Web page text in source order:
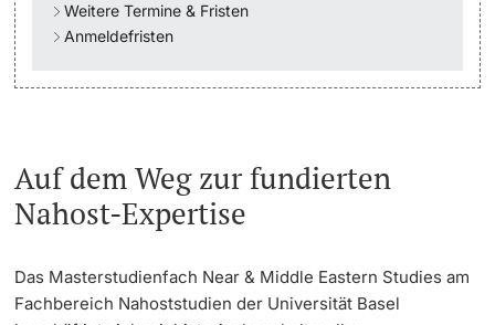
Military & Civilian Service
Support Services Guide
AI in learning and teaching
Weitere Termine & Fristen
Anmeldefristen
Auf dem Weg zur fundierten
Nahost-Expertise
Das Masterstudienfach Near & Middle Eastern Studies am
Fachbereich Nahoststudien der Universität Basel